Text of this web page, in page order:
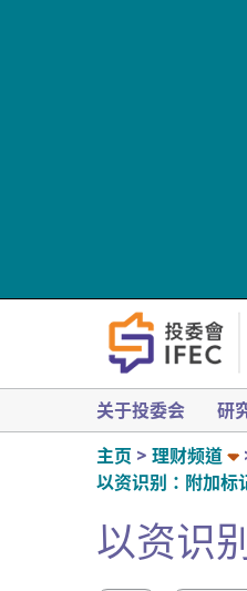
关于投委会 研
主页 理财频道
以资识别：附加标
以资识